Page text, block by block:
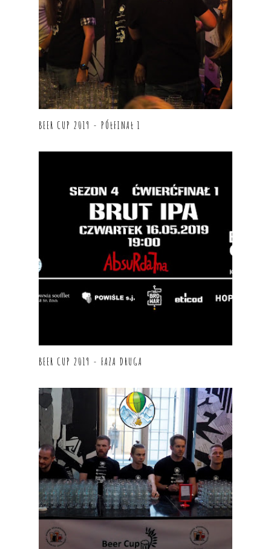
BEER CUP 2019 - PÓŁFINAŁ 1
BEER CUP 2019 - FAZA DRUGA